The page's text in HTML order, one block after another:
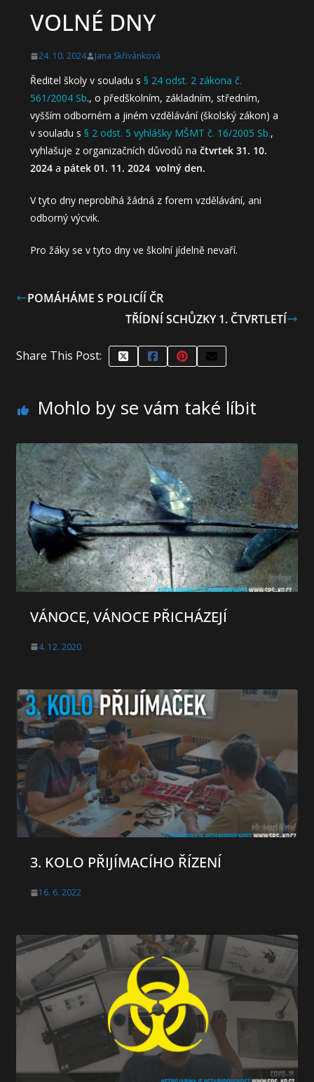
VOLNÉ DNY
24. 10. 2024 Jana Skřivánková
Ředitel školy v souladu s § 24 odst. 2 zákona č.
561/2004 Sb., o předškolním, základním, středním,
vyšším odborném a jiném vzdělávání (školský zákon) a
v souladu s § 2 odst. 5 vyhlášky MŠMT č. 16/2005 Sb.,
vyhlašuje z organizačních důvodů na čtvrtek 31. 10.
2024a pátek 01. 11. 2024 volný den.
V tyto dny neprobíhá žádná z forem vzdělávání, ani
odborný výcvik.
Pro žáky se v tyto dny ve školní jídelně nevaří.
POMÁHÁME S POLICÍÍ ČR
TŘÍDNÍ SCHŮZKY 1. ČTVRTLETÍ
Share This Post:
Mohlo by se vám také líbit
VÁNOCE, VÁNOCE PŘICHÁZEJÍ
4. 12. 2020
3. KOLO PŘIJÍMACÍHO ŘÍZENÍ
16. 6. 2022